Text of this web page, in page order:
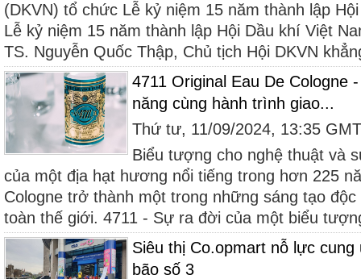
(DKVN) tổ chức Lễ kỷ niệm 15 năm thành lập
Lễ kỷ niệm 15 năm thành lập Hội Dầu khí Việt
TS. Nguyễn Quốc Thập, Chủ tịch Hội DKVN
4711 Original Eau De Cologne
năng cùng hành trình giao...
Thứ tư, 11/09/2024, 13:35
Biểu tượng cho nghệ thuật và
của một địa hạt hương nổi tiếng trong hơn 225
Cologne trở thành một trong những sáng tạo
toàn thế giới. 4711 - Sự ra đời của một biểu
Siêu thị Co.opmart nỗ lực
bão số 3